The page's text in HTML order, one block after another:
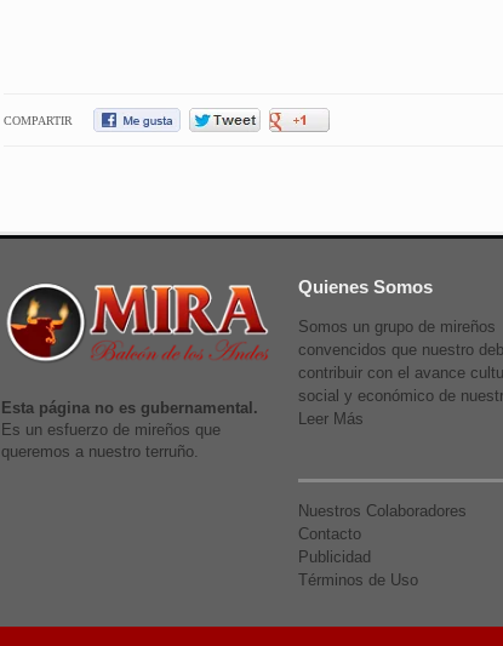
COMPARTIR
Esta página no es gubernamental.
Es un esfuerzo de mireños que
queremos a nuestro terruño.
Quienes Somos
Somos un grupo de mireños
convencidos que nuestro
contribuir con el avance
social y económico de
Leer Más
Nuestros Colaboradores
Contacto
Publicidad
Términos de Uso